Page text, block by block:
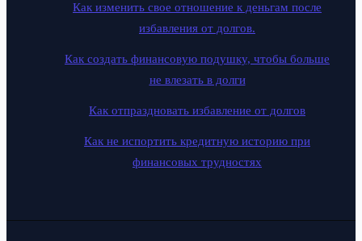
Как изменить свое отношение к деньгам после
избавления от долгов.
Как создать финансовую подушку, чтобы больше
не влезать в долги
Как отпраздновать избавление от долгов
Как не испортить кредитную историю при
финансовых трудностях